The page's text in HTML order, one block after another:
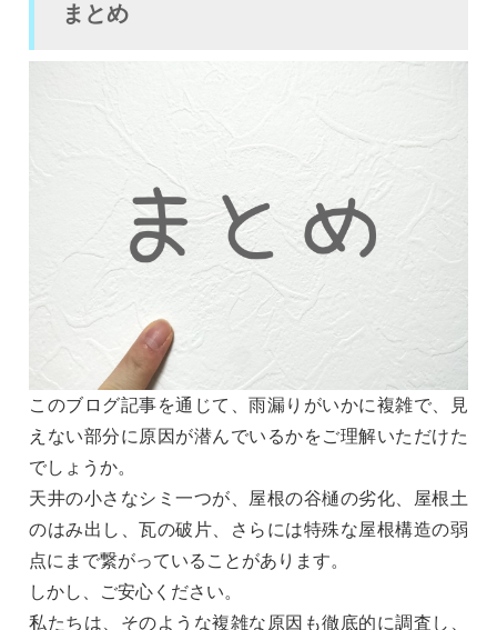
まとめ
このブログ記事を通じて、雨漏りがいかに複雑で、見
えない部分に原因が潜んでいるかをご理解いただけた
でしょうか。
天井の小さなシミ一つが、屋根の谷樋の劣化、屋根土
のはみ出し、瓦の破片、さらには特殊な屋根構造の弱
点にまで繋がっていることがあります。
しかし、ご安心ください。
私たちは、そのような複雑な原因も徹底的に調査し、